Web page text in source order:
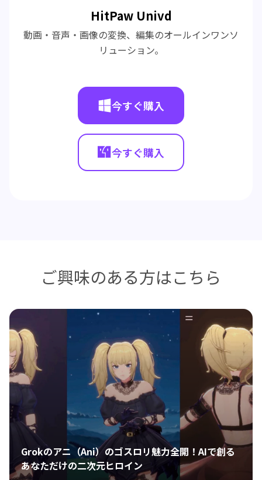
HitPaw Univd
動画・音声・画像の変換、編集のオールインワンソ
リューション。
今すぐ購入
今すぐ購入
ご興味のある方はこちら
Grokのアニ（Ani）のゴスロリ魅力全開！AIで創る
あなただけの二次元ヒロイン